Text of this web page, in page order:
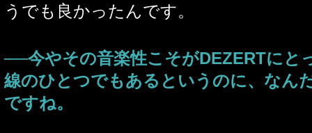
うでも良かったんです。
──今やその音楽性こそがDEZERTにと
線のひとつでもあるというのに、なん
ですね。